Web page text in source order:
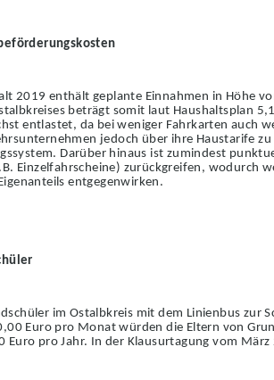
2019 enthält geplante Einnahmen in Höhe
beträgt somit laut Haushaltsplan
entlastet, da bei weniger Fahrkarten auch
jedoch über ihre Haustarife
Darüber hinaus ist zumindest
Einzelfahrscheine) zurückgreifen, wodurch
entgegenwirken.
im Ostalbkreis mit dem Linienbus zur
Euro pro Monat würden die Eltern von
Euro pro Jahr. In der Klausurtagung vom